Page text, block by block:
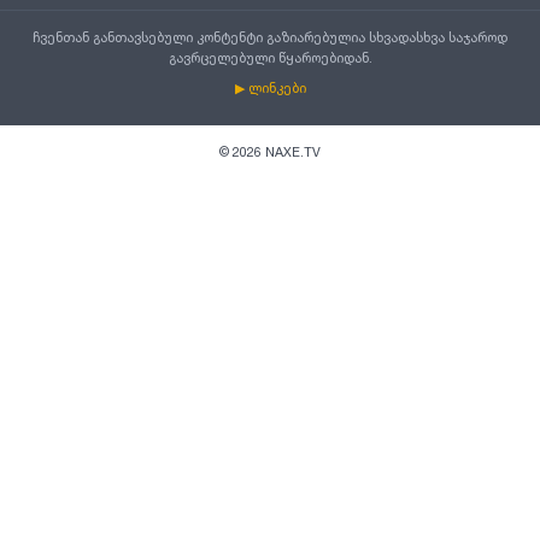
ჩვენთან განთავსებული კონტენტი გაზიარებულია სხვადასხვა საჯაროდ
გავრცელებული წყაროებიდან.
▶ ლინკები
© 2026 NAXE.TV